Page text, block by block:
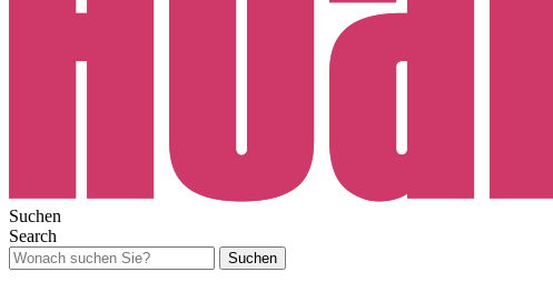
Suchen
Search
Suchen